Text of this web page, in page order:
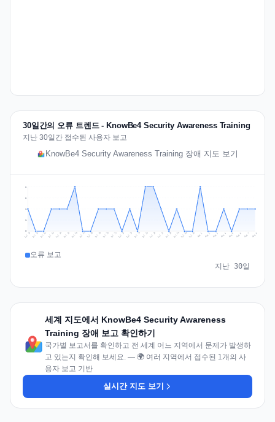
30일간의 오류 트렌드 - KnowBe4 Security Awareness Training
지난 30일간 접수된 사용자 보고
KnowBe4 Security Awareness Training 장애 지도 보기
1
1
2
2
Jul 10 Jul 11 Jul 12 Jul 13 Jul 14 Jul 15 Jul 16 Jul 17 Jul 18 Jul 19 Jul 20 Jul 21 Jul 22 Jul 23 Jul 24 Jul 25 Jul 26 Jul 27 Jul 28 Jul 29 Jul 30 Jul 31 Aug 1 Aug 2 Aug 3 Aug 4 Aug 5 Aug 6 Aug 7 Aug 8
오류 보고
지난 30일
세계 지도에서 KnowBe4 Security Awareness
Training 장애 보고 확인하기
국가별 보고서를 확인하고 전 세계 어느 지역에서 문제가 발생하
고 있는지 확인해 보세요. — 🌍 여러 지역에서 접수된 1개의 사
용자 보고 기반
실시간 지도 보기